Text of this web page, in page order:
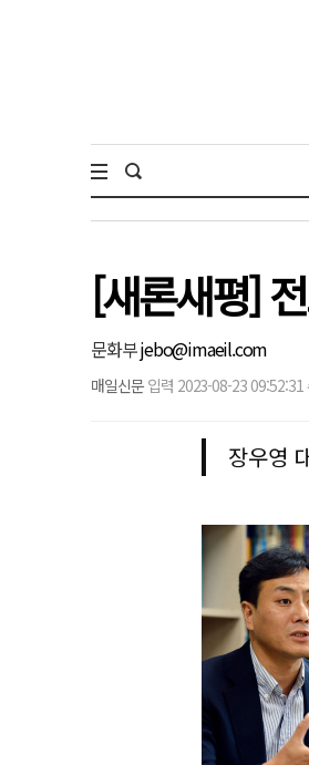
[새론새평]
문화부jebo@imaeil.com
매일신문 입력 2023-08-23
장우영